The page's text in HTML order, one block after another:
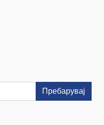
Пребарувај